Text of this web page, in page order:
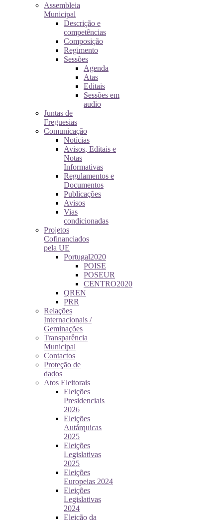
Assembleia
Municipal
Descrição e
competências
Composição
Regimento
Sessões
Agenda
Atas
Editais
Sessões em
audio
Juntas de
Freguesias
Comunicação
Notícias
Avisos, Editais e
Notas
Informativas
Regulamentos e
Documentos
Publicações
Avisos
Vias
condicionadas
Projetos
Cofinanciados
pela UE
Portugal2020
POISE
POSEUR
CENTRO2020
QREN
PRR
Relações
Internacionais /
Geminações
Transparência
Municipal
Contactos
Proteção de
dados
Atos Eleitorais
Eleições
Presidenciais
2026
Eleições
Autárquicas
2025
Eleições
Legislativas
2025
Eleições
Europeias 2024
Eleições
Legislativas
2024
Eleição da